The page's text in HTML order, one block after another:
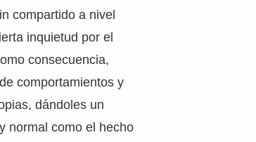
compartido a nivel
inquietud por el
consecuencia,
comportamientos y
dándoles un
normal como el hecho